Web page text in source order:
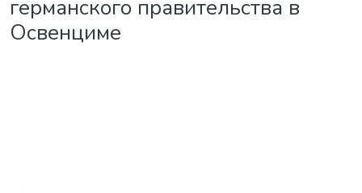
германского правительства в
Освенциме